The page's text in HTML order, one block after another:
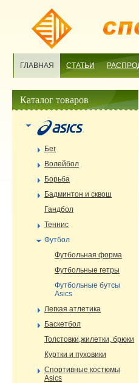
ГЛАВНАЯ СТАТЬИ
Каталог товаров
Бег
Волейбол
Борьба
Бадминтон и сквош
Гандбол
Теннис
Футбол
Футбольная форма
Футбольные гетры
Футбольные бутсы
Asics
Легкая атлетика
Баскетбол
Толстовки,жилетки, брюки
Куртки и пуховики
Спортивные костюмы
Asics